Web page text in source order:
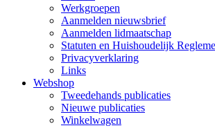
Werkgroepen
Aanmelden nieuwsbrief
Aanmelden lidmaatschap
Statuten en Huishoudelijk
Privacyverklaring
Links
Webshop
Tweedehands publicaties
Nieuwe publicaties
Winkelwagen